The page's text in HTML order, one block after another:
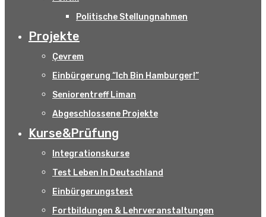
Politische Stellungnahmen
Projekte
Çevrem
Einbürgerung “Ich Bin Hamburger!”
Seniorentreff Liman
Abgeschlossene Projekte
Kurse&Prüfung
Integrationskurse
Test Leben In Deutschland
Einbürgerungstest
Fortbildungen & Lehrveranstaltungen